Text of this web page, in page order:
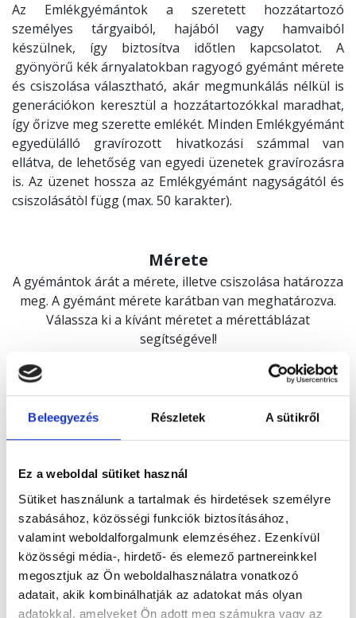
Beleegyezés Részletek A sütikről
Ez a weboldal sütiket használ
Sütiket használunk a tartalmak és hirdetések személyre
szabásához, közösségi funkciók biztosításához,
valamint weboldalforgalmunk elemzéséhez. Ezenkívül
közösségi média-, hirdető- és elemező partnereinkkel
megosztjuk az Ön weboldalhasználatra vonatkozó
adatait, akik kombinálhatják az adatokat más olyan
adatokkal, amelyeket Ön adott meg számukra vagy az
Az Emlékgyémántok a szeretett hozzátartozó
személyes tárgyaiból, hajából vagy hamvaiból
készülnek, így biztosítva időtlen kapcsolatot. A
gyönyörű kék árnyalatokban ragyogó gyémánt mérete
és csiszolása választható, akár megmunkálás nélkül is
generációkon keresztül a hozzátartozókkal maradhat,
így őrizve meg szerette emlékét. Minden Emlékgyémánt
egyedülálló gravírozott hivatkozási számmal van
ellátva, de lehetőség van egyedi üzenetek gravírozásra
is. Az üzenet hossza az Emlékgyémánt nagyságától és
csiszolásátòl függ (max. 50 karakter).
Mérete
A gyémántok árát a mérete, illetve csiszolása határozza
meg. A gyémánt mérete karátban van meghatározva.
Válassza ki a kívánt méretet a mérettáblázat
segítségével!
Színe
Minden gyémánt egyedi kék tónusban ragyog.
A színt a bór elem adja, amely kötődik a szénhez. Minel
több bór talalható a kristályrácsban, annál sötétebb a
tónus.